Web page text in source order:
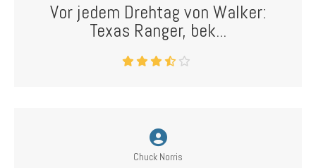
Vor jedem Drehtag von Walker:
Texas Ranger, bek...
Chuck Norris